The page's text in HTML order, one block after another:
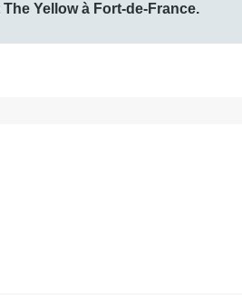
Yellow à Fort-de-France.